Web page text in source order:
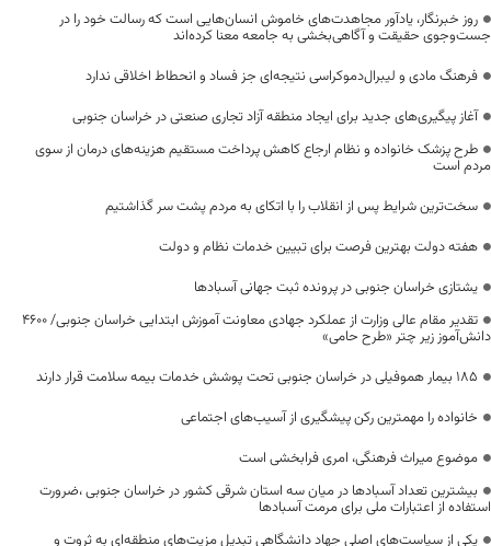
روز خبرنگار، یادآور مجاهدت‌های خاموش انسان‌هایی است که رسالت خود را در
جست‌وجوی حقیقت و آگاهی‌بخشی به جامعه معنا کرده‌اند
فرهنگ مادی و لیبرال‌دموکراسی نتیجه‌ای جز فساد و انحطاط اخلاقی ندارد
آغاز پیگیری‌های جدید برای ایجاد منطقه آزاد تجاری صنعتی در خراسان جنوبی
طرح پزشک خانواده و نظام ارجاع کاهش پرداخت مستقیم هزینه‌های درمان از سوی
مردم است
سخت‌ترین شرایط پس از انقلاب را با اتکای به مردم پشت سر گذاشتیم
هفته دولت بهترین فرصت برای تبیین خدمات نظام و دولت
یشتازی خراسان جنوبی در پرونده ثبت جهانی آسبادها
تقدیر مقام عالی وزارت از عملکرد جهادی معاونت آموزش ابتدایی خراسان جنوبی/ ۴۶۰۰
دانش‌آموز زیر چتر «طرح حامی»
۱۸۵ بیمار هموفیلی در خراسان جنوبی تحت پوشش خدمات بیمه سلامت قرار دارند
خانواده را مهمترین رکن پیشگیری از آسیب‌های اجتماعی
موضوع میراث فرهنگی، امری فرابخشی است
بیشترین تعداد آسبادها در میان سه استان شرقی کشور در خراسان جنوبی ،ضرورت
استفاده از اعتبارات ملی برای مرمت آسبادها
یکی از سیاست‌های اصلی جهاد دانشگاهی تبدیل مزیت‌های منطقه‌ای به ثروت و